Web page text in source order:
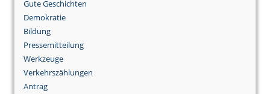
Gute Geschichten
Demokratie
Bildung
Pressemitteilung
Werkzeuge
Verkehrszählungen
Antrag